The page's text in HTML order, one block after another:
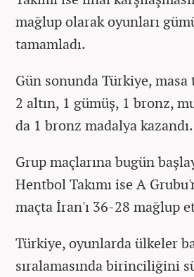
mağlup olarak oyunları
tamamladı.
Gün sonunda Türkiye, masa
2 altın, 1 gümüş, 1 bronz,
da 1 bronz madalya kazandı.
Grup maçlarına bugün
Hentbol Takımı ise A
maçta İran'ı 36-28 mağlup
Türkiye, oyunlarda ülkeler
sıralamasında birinciliğini